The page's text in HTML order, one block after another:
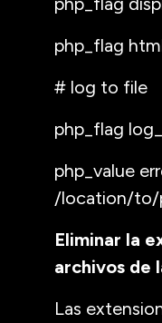
php_flag
# log to file
php_flag
php_value
/location/to/
Eliminar la
archivos de
Las